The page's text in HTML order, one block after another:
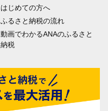
はじめての方へ
ふるさと納税の流れ
動画でわかるANAのふるさと
納税